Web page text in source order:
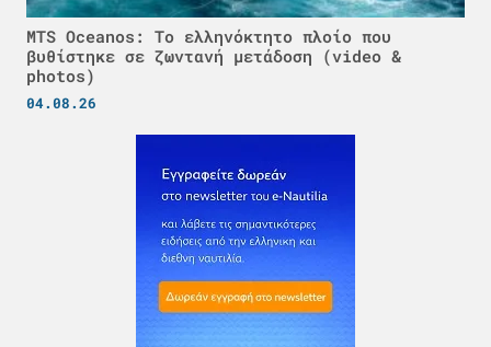
MTS Oceanos: Το ελληνόκτητο πλοίο που
βυθίστηκε σε ζωντανή μετάδοση (video &
photos)
04.08.26